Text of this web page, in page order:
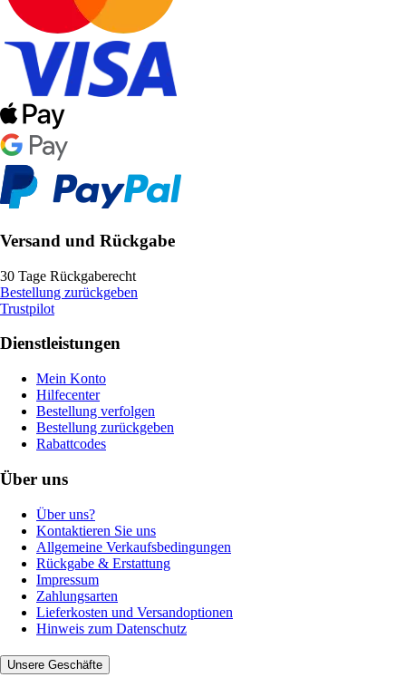
Versand und Rückgabe
30 Tage Rückgaberecht
Bestellung zurückgeben
Trustpilot
Dienstleistungen
Mein Konto
Hilfecenter
Bestellung verfolgen
Bestellung zurückgeben
Rabattcodes
Über uns
Über uns?
Kontaktieren Sie uns
Allgemeine Verkaufsbedingungen
Rückgabe & Erstattung
Impressum
Zahlungsarten
Lieferkosten und Versandoptionen
Hinweis zum Datenschutz
Unsere Geschäfte